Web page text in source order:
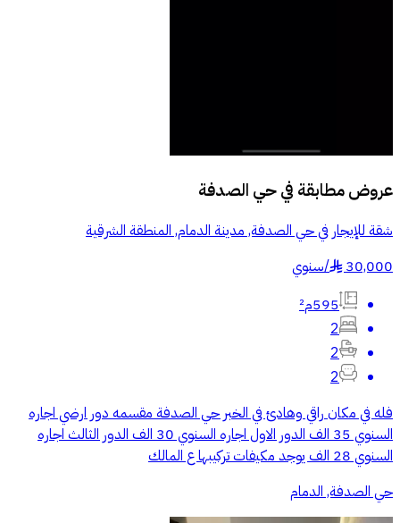
عروض مطابقة فيحي الصدفة
شقة للإيجار في حي الصدفة, مدينة الدمام, المنطقة الشرقية
30,000
§
/سنوي
595م²
2
2
2
فله في مكان راقي وهادئ في الخبر حي الصدفة مقسمه دور ارضي اجاره
السنوي 35 الف الدور الاول اجاره السنوي 30 الف الدور الثالث اجاره
السنوي 28 الف يوجد مكيفات تركيبها ع المالك
حي الصدفة, الدمام